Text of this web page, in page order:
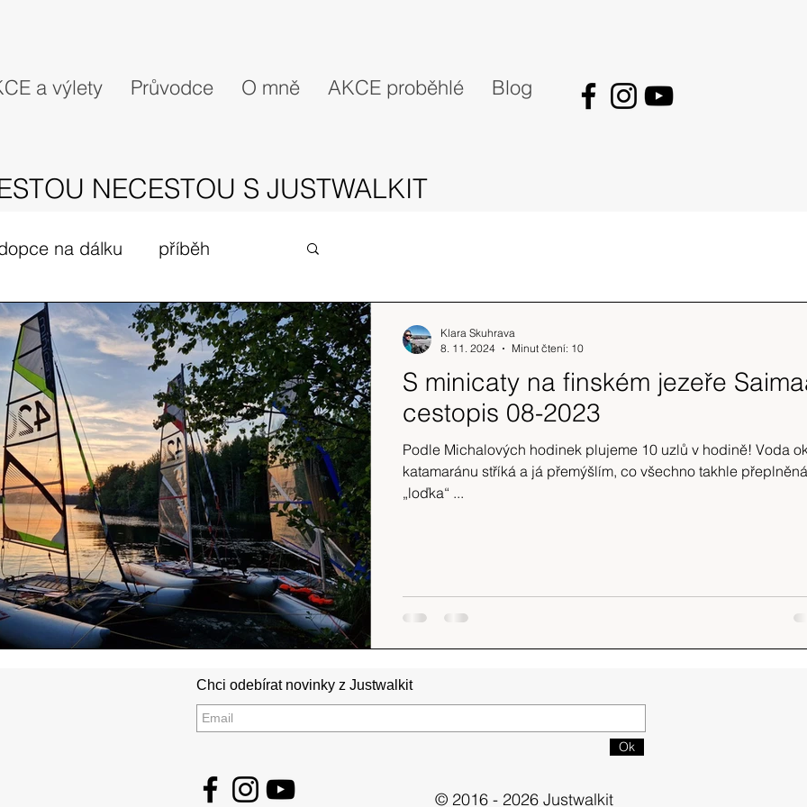
a výlety Průvodce O mně AKCE proběhlé Blog
NECESTOU S JUSTWALKIT
na dálku příběh
zivot v UK
expedice Skotské ostrovy
Srílanka cestuj s mámou
Island
S minicaty na finském jezeře
cestopis 08-2023
Podle Michalových hodinek plujeme 10 uzlů v hodině! Voda
katamaránu stříká a já přemýšlím, co všechno takhle přeplněná
„loďka“ ...
Klara Skuhrava
8. 11. 2024
Minut čtení: 10
Chci odebírat novinky z Justwalkit
Ok
© 2016 - 2026 Justwalkit